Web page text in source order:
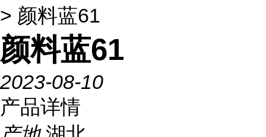
> 颜料蓝61
颜料蓝61
2023-08-10
产品详情